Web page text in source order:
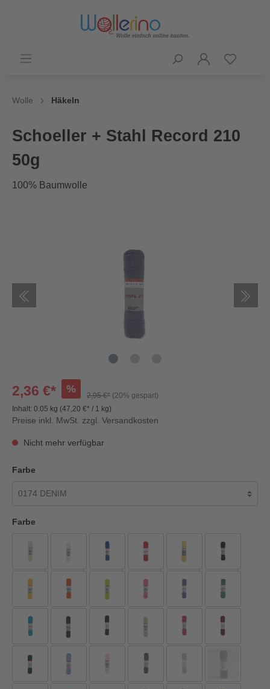
Wolle Häkeln
Schoeller + Stahl Record 210
50g
100% Baumwolle
2,36 €* %
2,95 €* (20% gespart)
Inhalt: 0.05 kg (47,20 €* / 1 kg)
Preise inkl. MwSt. zzgl. Versandkosten
Nicht mehr verfügbar
Farbe
Farbe